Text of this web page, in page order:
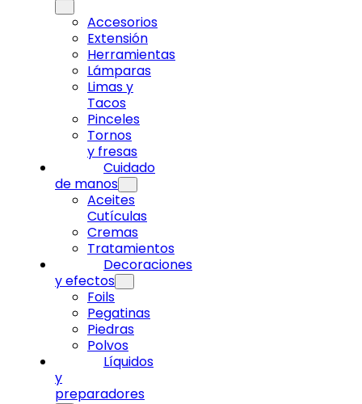
Accesorios
Extensión
Herramientas
Lámparas
Limas y
Tacos
Pinceles
Tornos
y fresas
Cuidado
de manos
Aceites
Cutículas
Cremas
Tratamientos
Decoraciones
y efectos
Foils
Pegatinas
Piedras
Polvos
Líquidos
y
preparadores